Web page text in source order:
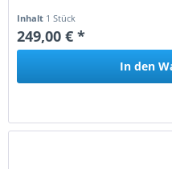
Inhalt 1 Stück
249,00 € *
In den